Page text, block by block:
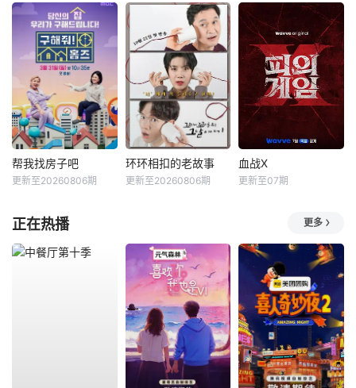
帮我找房子吧
更新至20260806期
环环相扣的老故事
更新至20260806期
血战X
更新至07期
正在热播 更多